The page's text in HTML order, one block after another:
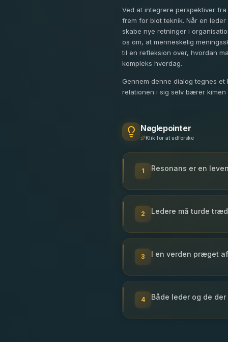
Ved at integrere perspektiver
frem for blot teknik. Når en
skabe nye retninger i
os om, at menneskelig
til en refleksion over, hvordan
kompleks hverdag.
Gennem denne dialog tegnes
relationen i sig selv bærer kimen
Nøglepointer
Klik for at udforske
1 Resonans er en
2 Ledere må turde
3 I en verden præget
4 Både leder og de